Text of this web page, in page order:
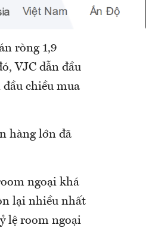
ròng 1,9
VJC dẫn đầu
chiều mua
hàng lớn đã
ngoại khá
lại nhiều nhất
lệ room ngoại